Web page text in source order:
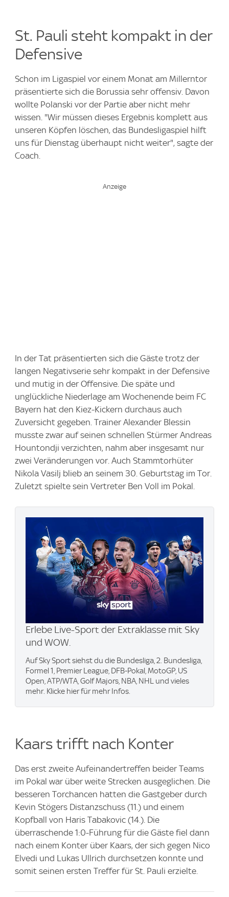
St. Pauli steht kompakt in der
Defensive
Schon im Ligaspiel vor einem Monat am Millerntor
präsentierte sich die Borussia sehr offensiv. Davon
wollte Polanski vor der Partie aber nicht mehr
wissen. "Wir müssen dieses Ergebnis komplett aus
unseren Köpfen löschen, das Bundesligaspiel hilft
uns für Dienstag überhaupt nicht weiter", sagte der
Coach.
In der Tat präsentierten sich die Gäste trotz der
langen Negativserie sehr kompakt in der Defensive
und mutig in der Offensive. Die späte und
unglückliche Niederlage am Wochenende beim FC
Bayern hat den Kiez-Kickern durchaus auch
Zuversicht gegeben. Trainer Alexander Blessin
musste zwar auf seinen schnellen Stürmer Andreas
Hountondji verzichten, nahm aber insgesamt nur
zwei Veränderungen vor. Auch Stammtorhüter
Nikola Vasilj blieb an seinem 30. Geburtstag im Tor.
Zuletzt spielte sein Vertreter Ben Voll im Pokal.
Erlebe Live-Sport der Extraklasse mit Sky
und WOW.
Auf Sky Sport siehst du die Bundesliga, 2. Bundesliga,
Formel 1, Premier League, DFB-Pokal, MotoGP, US
Open, ATP/WTA, Golf Majors, NBA, NHL und vieles
mehr. Klicke hier für mehr Infos.
Kaars trifft nach Konter
Das erst zweite Aufeinandertreffen beider Teams
im Pokal war über weite Strecken ausgeglichen. Die
besseren Torchancen hatten die Gastgeber durch
Kevin Stögers Distanzschuss (11.) und einem
Kopfball von Haris Tabakovic (14.). Die
überraschende 1:0-Führung für die Gäste fiel dann
nach einem Konter über Kaars, der sich gegen Nico
Elvedi und Lukas Ullrich durchsetzen konnte und
somit seinen ersten Treffer für St. Pauli erzielte.